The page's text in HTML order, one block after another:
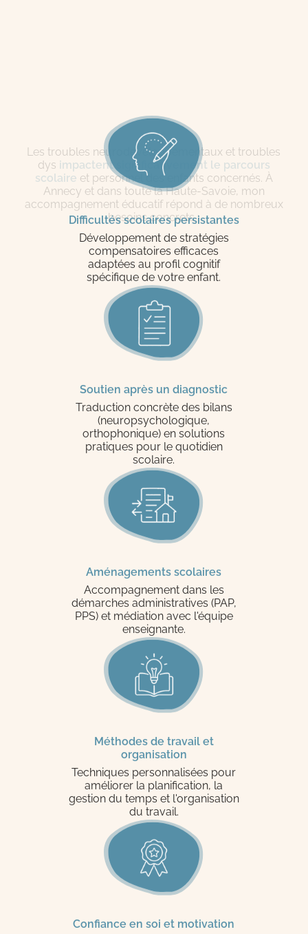
Les troubles neurodéveloppementaux et troubles
dys impactent significativement le parcours
scolaire et personnel des enfants concernés. À
Annecy et dans toute la Haute-Savoie, mon
accompagnement éducatif répond à de nombreux
besoins concrets :
Difficultés scolaires persistantes
Développement de stratégies
compensatoires efficaces
adaptées au profil cognitif
spécifique de votre enfant.
Soutien après un diagnostic
Traduction concrète des bilans
(neuropsychologique,
orthophonique) en solutions
pratiques pour le quotidien
scolaire.
Aménagements scolaires
Accompagnement dans les
démarches administratives (PAP,
PPS) et médiation avec l'équipe
enseignante.
Méthodes de travail et
organisation
Techniques personnalisées pour
améliorer la planification, la
gestion du temps et l'organisation
du travail.
Confiance en soi et motivation